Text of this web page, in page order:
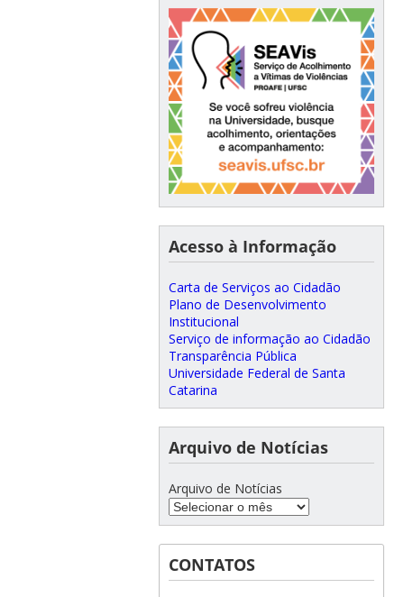
Acesso à Informação
Carta de Serviços ao Cidadão
Plano de Desenvolvimento
Institucional
Serviço de informação ao Cidadão
Transparência Pública
Universidade Federal de Santa
Catarina
Arquivo de Notícias
Arquivo de Notícias
CONTATOS